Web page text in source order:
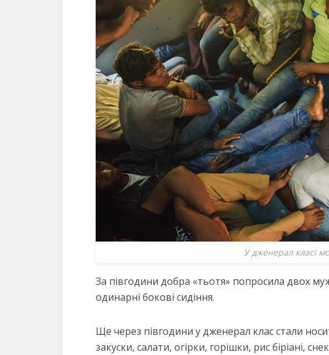
У дженерал класі
За півгодини добра «тьотя» попросила двох
одинарні бокові сидіння.
Ще через півгодини у дженерал клас стали
закуски, салати, огірки, горішки, рис біріані,